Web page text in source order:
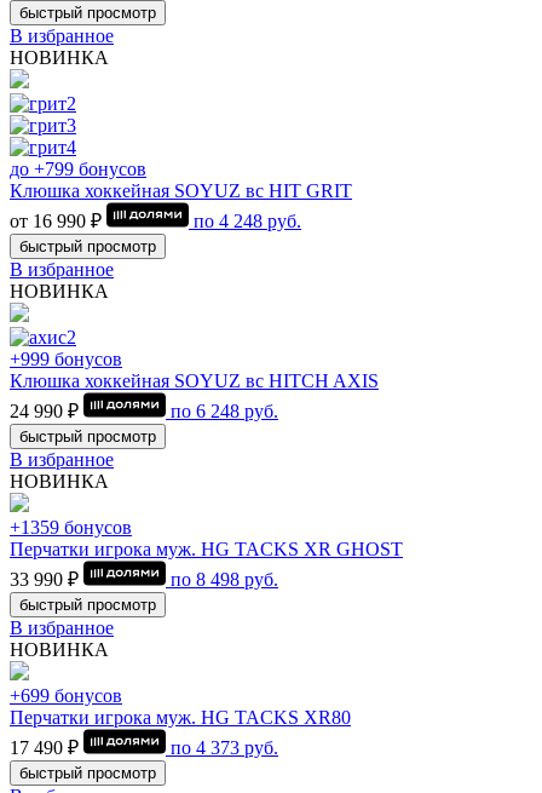
быстрый просмотр
В избранное
НОВИНКА
до +799 бонусов
Клюшка хоккейная SOYUZ вс HIT GRIT
от 16 990 ₽
по 4 248 руб.
быстрый просмотр
В избранное
НОВИНКА
+999 бонусов
Клюшка хоккейная SOYUZ вс HITCH AXIS
24 990 ₽
по 6 248 руб.
быстрый просмотр
В избранное
НОВИНКА
+1359 бонусов
Перчатки игрока муж. HG TACKS XR GHOST
33 990 ₽
по 8 498 руб.
быстрый просмотр
В избранное
НОВИНКА
+699 бонусов
Перчатки игрока муж. HG TACKS XR80
17 490 ₽
по 4 373 руб.
быстрый просмотр